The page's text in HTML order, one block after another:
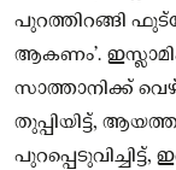
പുറത്തിറങ്ങി
ആകണം’.
സാത്താനിക്ക്
തുപ്പിയിട്ട്,